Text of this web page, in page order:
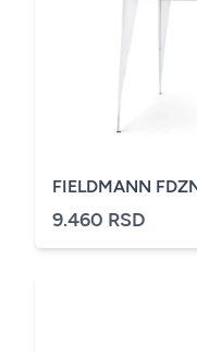
FIELDMANN
9.460 RSD